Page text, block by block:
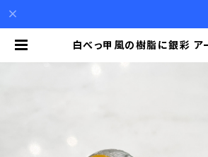
白べっ甲風の樹脂に銀彩 ア